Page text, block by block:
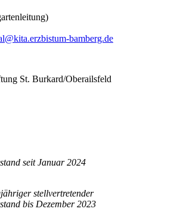
bamberg.de
St. Burkard/Oberailsfeld
seit Januar 2024
stellvertretender
bis Dezember 2023